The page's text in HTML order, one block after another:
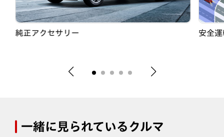
純正アクセサリー 安全
一緒に見られているクルマ